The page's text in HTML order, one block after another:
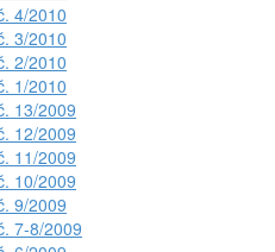
4/2010
3/2010
2/2010
1/2010
13/2009
12/2009
11/2009
10/2009
9/2009
7-8/2009